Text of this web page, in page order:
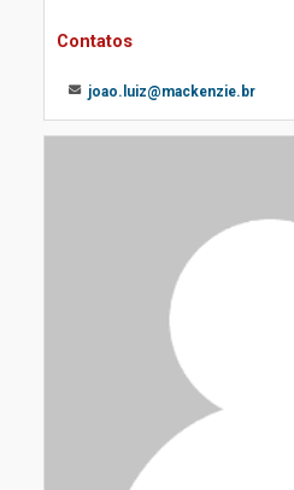
Contatos
joao.luiz@mackenzie.br